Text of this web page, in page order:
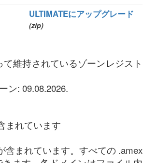
ULTIMATEにアップグレード
(zip)
維持されているゾーンレジスト
ン: 09.08.2026.
まれています
含まれています。すべての .amex